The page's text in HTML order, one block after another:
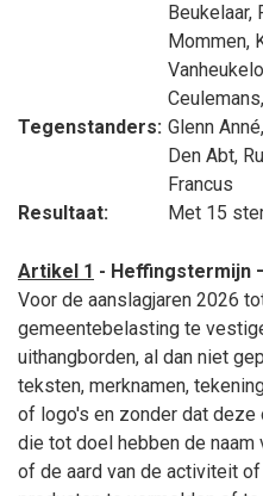
Beukelaar,
Mommen,
Ceulemans,
Tegenstanders: Glenn Anné,
Den Abt,
Francus
Resultaat:
Met 15
Artikel 1 - Heffingstermijn
Voor de aanslagjaren 2026
gemeentebelasting te
uithangborden, al dan niet
teksten, merknamen,
of logo's en zonder dat
die tot doel hebben de
of de aard van de activiteit